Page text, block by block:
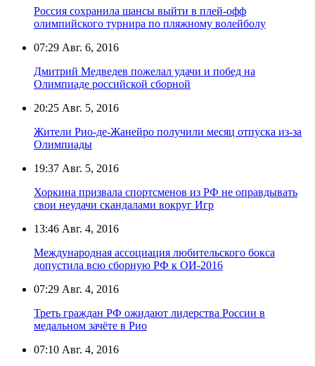
Россия сохранила шансы выйти в плей-офф
олимпийского турнира по пляжному волейболу
07:29 Авг. 6, 2016
Дмитрий Медведев пожелал удачи и побед на
Олимпиаде российской сборной
20:25 Авг. 5, 2016
Жители Рио-де-Жанейро получили месяц отпуска из-за
Олимпиады
19:37 Авг. 5, 2016
Хоркина призвала спортсменов из РФ не оправдывать
свои неудачи скандалами вокруг Игр
13:46 Авг. 4, 2016
Международная ассоциация любительского бокса
допустила всю сборную РФ к ОИ-2016
07:29 Авг. 4, 2016
Треть граждан РФ ожидают лидерства России в
медальном зачёте в Рио
07:10 Авг. 4, 2016